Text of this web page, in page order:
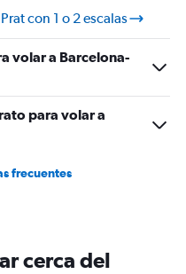
con 1 o 2 escalas
volar a Barcelona-
para volar a
frecuentes
cerca del